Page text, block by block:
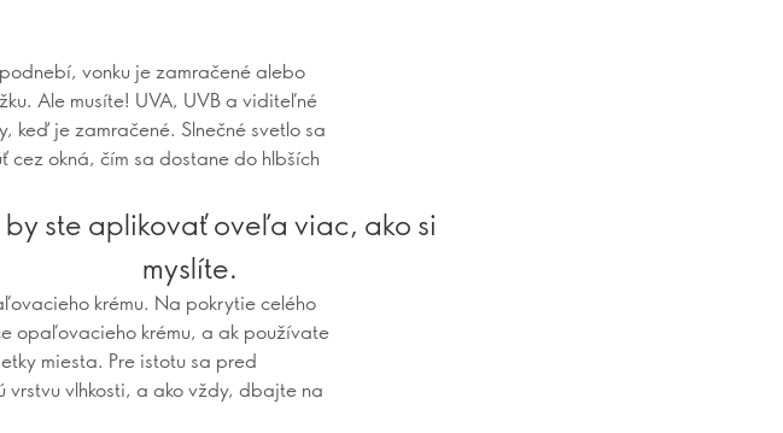
vonku je zamračené alebo
Ale musíte! UVA, UVB a viditeľné
keď je zamračené. Slnečné svetlo sa
cez okná, čím sa dostane do hlbších
ste aplikovať oveľa viac, ako si
myslíte.
krému. Na pokrytie celého
opaľovacieho krému, a ak používate
miesta. Pre istotu sa pred
vlhkosti, a ako vždy, dbajte na